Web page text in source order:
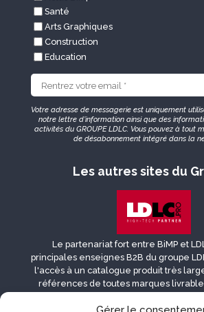
Santé
Arts Graphiques
Construction
Education
Votre adresse de messagerie est uniquement
notre lettre d’information ainsi que des
activités du GROUPE LDLC. Vous pouvez à tout
de désabonnement intégré dans la
Les autres sites du
Le partenariat fort entre BiMP et
principales enseignes B2B du groupe
l'accès à un catalogue produit très
références de toutes marques